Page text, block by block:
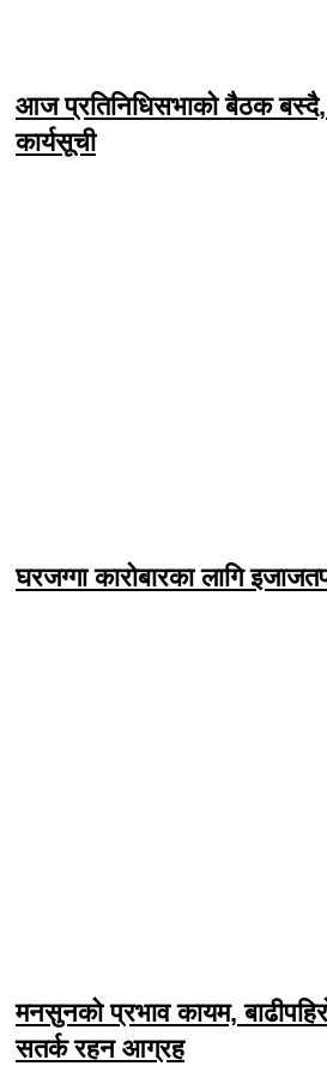
आज प्रतिनिधिसभाको बैठक बस्दै,
कार्यसूची
घरजग्गा कारोबारका लागि
मनसुनको प्रभाव कायम,
सतर्क रहन आग्रह